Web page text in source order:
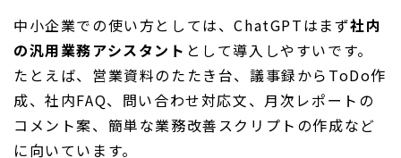
中小企業での使い方としては、ChatGPTはまず社内
の汎用業務アシスタント として導入しやすいです。
たとえば、営業資料のたたき台、議事録からToDo作
成、社内FAQ、問い合わせ対応文、月次レポートの
コメント案、簡単な業務改善スクリプトの作成など
に向いています。